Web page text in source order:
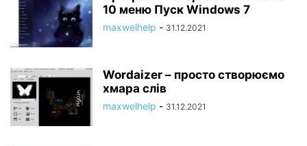
10 меню Пуск Windows 7
maxwelhelp - 31.12.2021
Wordaizer – просто створюємо
хмара слів
maxwelhelp - 31.12.2021